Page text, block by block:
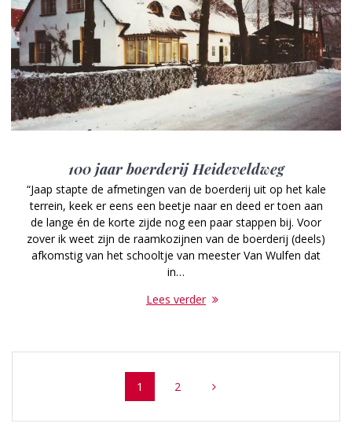
100 jaar boerderij Heideveldweg
“Jaap stapte de afmetingen van de boerderij uit op het kale
terrein, keek er eens een beetje naar en deed er toen aan
de lange én de korte zijde nog een paar stappen bij. Voor
zover ik weet zijn de raamkozijnen van de boerderij (deels)
afkomstig van het schooltje van meester Van Wulfen dat
in…
Lees verder
navigation
Page
1 Page
2